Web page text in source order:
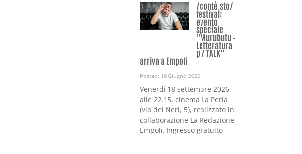
/contè.sto/
festival:
evento
speciale
“Murubutu –
Letteratura
p / TALK”
arriva a Empoli
Posted: 19 Giugno 2026
Venerdì 18 settembre 2026,
alle 22.15, cinema La Perla
(via dei Neri, 5), realizzato in
collaborazione La Redazione
Empoli. Ingresso gratuito